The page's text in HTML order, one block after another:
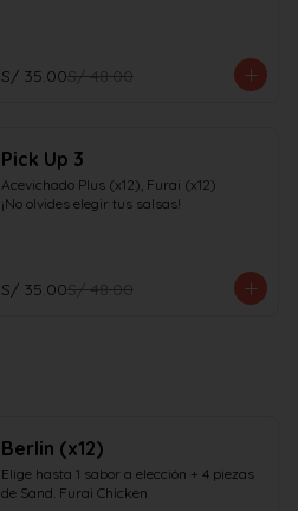
S/ 35.00S/ 48.00
Pick Up 3
Acevichado Plus (x12), Furai (x12)
¡No olvides elegir tus salsas!
S/ 35.00S/ 48.00
Berlin (x12)
Elige hasta 1 sabor a elección + 4 piezas
de Sand. Furai Chicken